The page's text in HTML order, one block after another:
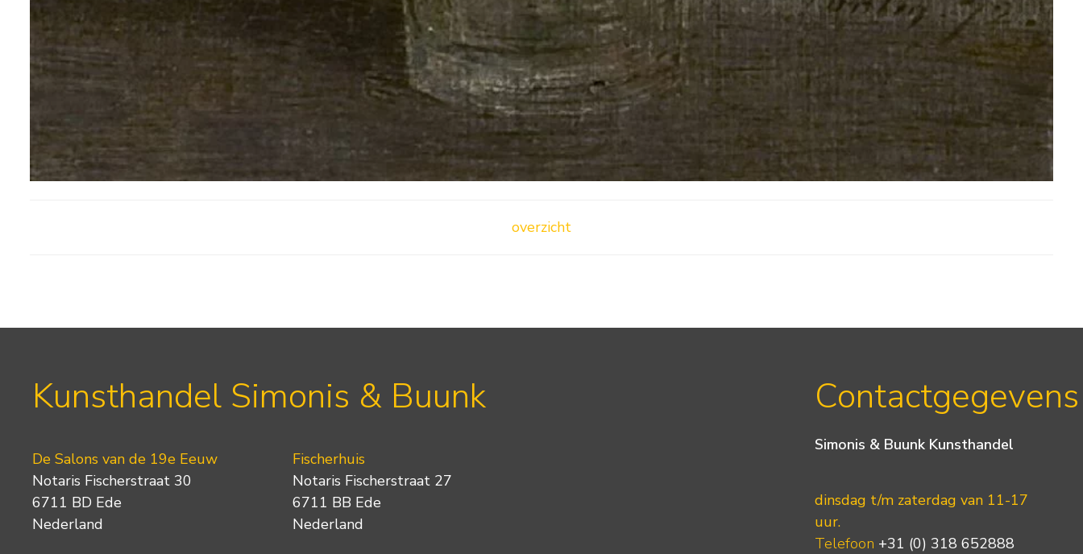
overzicht
Kunsthandel Simonis & Buunk
De Salons van de 19e Eeuw
Notaris Fischerstraat 30
6711 BD Ede
Nederland
Fischerhuis
Notaris Fischerstraat 27
6711 BB Ede
Nederland
Contactgegevens
Simonis & Buunk Kunsthandel
dinsdag t/m zaterdag van 11-17
uur.
Telefoon +31 (0) 318 652888